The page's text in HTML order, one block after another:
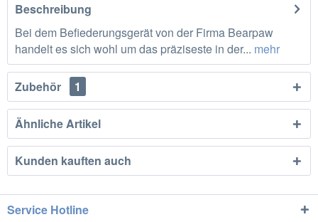
Beschreibung
Bei dem Befiederungsgerät von der Firma Bearpaw
handelt es sich wohl um das präziseste in der... mehr
Zubehör 1
Ähnliche Artikel
Kunden kauften auch
Service Hotline